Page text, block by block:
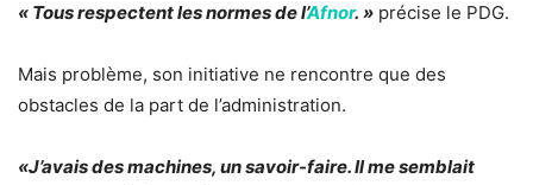
« Tous respectent les normes de l’Afnor. » précise le PDG.
Mais problème, son initiative ne rencontre que des
obstacles de la part de l’administration.
«J’avais des machines, un savoir-faire. Il me semblait